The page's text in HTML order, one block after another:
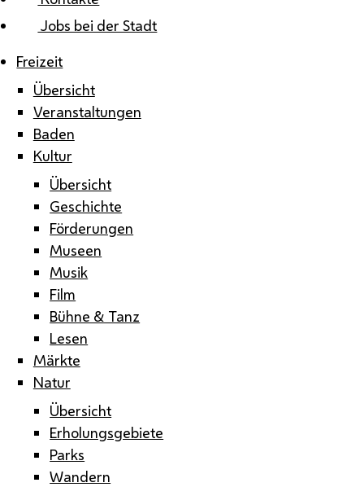
Jobs bei der Stadt
Freizeit
Übersicht
Veranstaltungen
Baden
Kultur
Übersicht
Geschichte
Förderungen
Museen
Musik
Film
Bühne & Tanz
Lesen
Märkte
Natur
Übersicht
Erholungsgebiete
Parks
Wandern